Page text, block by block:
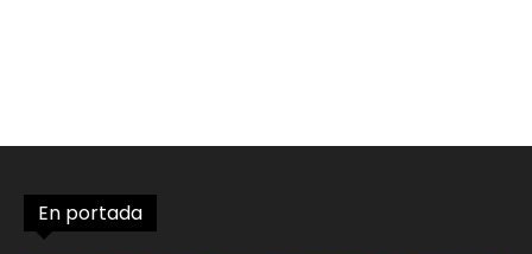
En portada